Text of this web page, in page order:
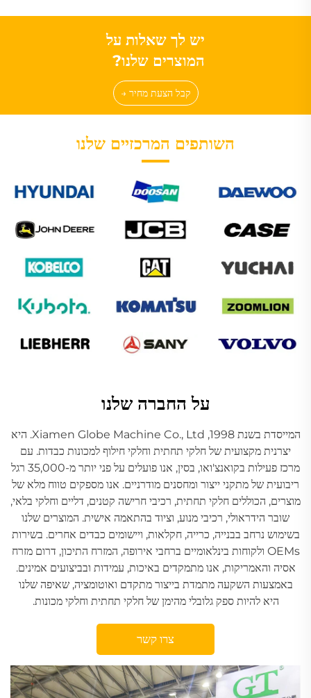
יש לך שאלות על
המוצרים שלנו?
קבל הצעת מחיר →
השותפים המרכזיים שלנו
על החברה שלנו
המייסדת בשנת 1998, Xiamen Globe Machine Co., Ltd. היא
יצרנית מקצועית של חלקי תחתית וחלקי חילוף למכונות כבדות. עם
מרכז פעילות בקואנצ'ואו, בסין, אנו פועלים על פני יותר מ-35,000 רגל
ריבועית של מתקני ייצור ומחסנים מודרניים. אנו מספקים טווח מלא של
מוצרים, הכוללים חלקי תחתית, רכיבי חרישה קטנים, דליים וחלקי בלאי,
שובר הידראולי, רכיבי מנוע, וציוד בהתאמה אישית. המוצרים שלנו
בשימוש נרחב בבנייה, כרייה, חקלאות, ויישומים כבדים אחרים. בשירות
OEMs ולקוחות בינלאומיים ברחבי אירופה, המזרח התיכון, דרום מזרח
אסיה והאמריקות, אנו מתמקדים באיכות, עמידות ובביצועים אמינים.
באמצעות השקעה מתמדת בייצור מתקדם ואוטומציה, שאיפה שלנו
היא להיות ספק גלובלי מהימן של חלקי תחתית וחלקי מכונות.
צרו קשר